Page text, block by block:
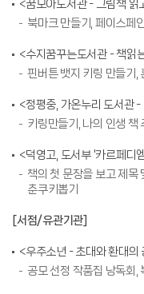
<꿈모아도서관 - 그림책 읽
북마크 만들기, 페이스페
<수지꿈꾸는도서관 - 책읽
핀버튼 뱃지 키링 만들기
<정평중, 가온누리 도서관
키링만들기, 나의 인생 책
<덕영고, 도서부 '카르페디
책의 첫 문장을 보고 제목
춘쿠키뽑기
[서점/유관기관]
<우주소년 - 초대와 환대의
공모 선정 작품집 낭독회,